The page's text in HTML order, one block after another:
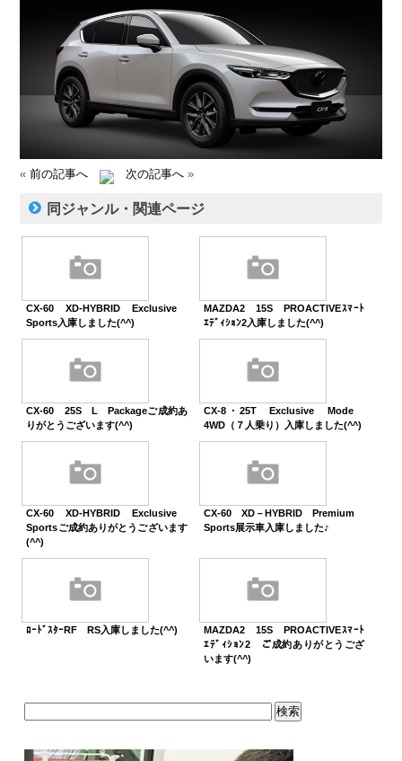
«前の記事へ 次の記事へ »
同ジャンル・関連ページ
CX-60 XD-HYBRID Exclusive
Sports入庫しました(^^)
MAZDA2 15S PROACTIVEｽﾏｰﾄ
ｴﾃﾞｨｼｮﾝ2入庫しました(^^)
CX-60 25S L Packageご成約あ
りがとうございます(^^)
CX-8・25T Exclusive Mode
4WD（７人乗り）入庫しました(^^)
CX-60 XD-HYBRID Exclusive
Sportsご成約ありがとうございます
(^^)
CX-60 XD－HYBRID Premium
Sports展示車入庫しました♪
ﾛｰﾄﾞｽﾀｰRF RS入庫しました(^^)
MAZDA2 15S PROACTIVEｽﾏｰﾄ
ｴﾃﾞｨｼｮﾝ2 ご成約ありがとうござ
います(^^)